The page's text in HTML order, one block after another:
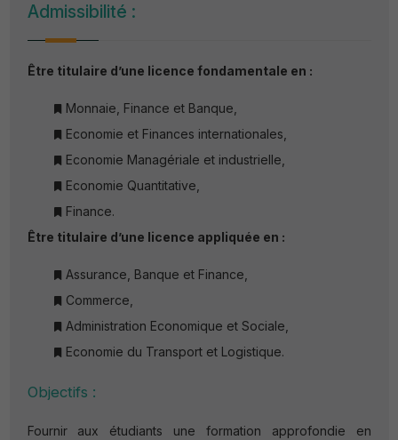
Admissibilité :
Être titulaire d’une licence fondamentale en :
Monnaie, Finance et Banque,
Economie et Finances internationales,
Economie Managériale et industrielle,
Economie Quantitative,
Finance.
Être titulaire d’une licence appliquée en :
Assurance, Banque et Finance,
Commerce,
Administration Economique et Sociale,
Economie du Transport et Logistique.
Objectifs :
Fournir aux étudiants une formation approfondie en